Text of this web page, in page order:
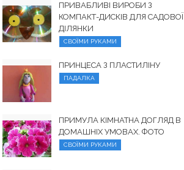
ПРИВАБЛИВІ ВИРОБИ З
КОМПАКТ-ДИСКІВ ДЛЯ САДОВОЇ
ДІЛЯНКИ
СВОЇМИ РУКАМИ
ПРИНЦЕСА З ПЛАСТИЛІНУ
ПАДАЛКА
ПРИМУЛА КІМНАТНА ДОГЛЯД В
ДОМАШНІХ УМОВАХ. ФОТО
СВОЇМИ РУКАМИ